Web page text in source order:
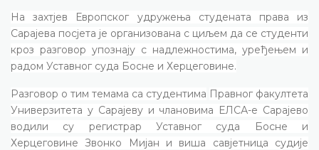
На захтјев Европског удружења студената права из
Сарајева посјета је организована с циљем да се студенти
кроз разговор упознају с надлежностима, уређењем и
радом Уставног суда Босне и Херцеговине.
Разговор о тим темама са студентима Правног факултета
Универзитета у Сарајеву и члановима ЕЛСА-е Сарајево
водили су регистрар Уставног суда Босне и
Херцеговине Звонко Мијан и виша савјетница судије